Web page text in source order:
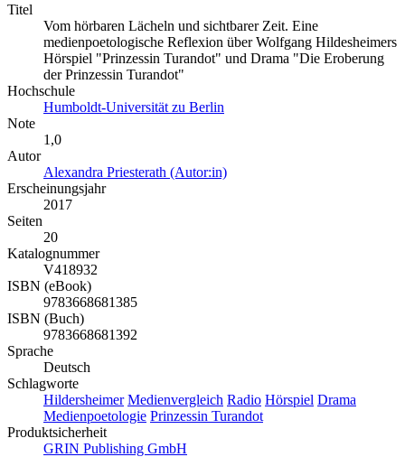
Titel
Vom hörbaren Lächeln und sichtbarer Zeit. Eine
medienpoetologische Reflexion über Wolfgang Hildesheimers
Hörspiel "Prinzessin Turandot" und Drama "Die Eroberung
der Prinzessin Turandot"
Hochschule
Humboldt-Universität zu Berlin
Note
1,0
Autor
Alexandra Priesterath (Autor:in)
Erscheinungsjahr
2017
Seiten
20
Katalognummer
V418932
ISBN (eBook)
9783668681385
ISBN (Buch)
9783668681392
Sprache
Deutsch
Schlagworte
Hildersheimer Medienvergleich Radio Hörspiel Drama
Medienpoetologie Prinzessin Turandot
Produktsicherheit
GRIN Publishing GmbH